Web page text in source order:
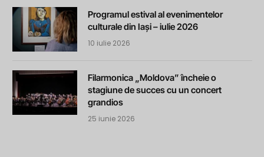
Programul estival al evenimentelor
culturale din Iași – iulie 2026
10 iulie 2026
Filarmonica „Moldova” încheie o
stagiune de succes cu un concert
grandios
25 iunie 2026